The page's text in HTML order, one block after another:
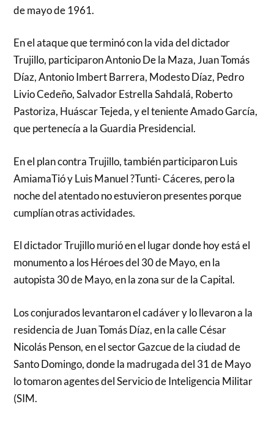
de mayo de 1961.
En el ataque que terminó con la vida del dictador
Trujillo, participaron Antonio De la Maza, Juan Tomás
Díaz, Antonio Imbert Barrera, Modesto Díaz, Pedro
Livio Cedeño, Salvador Estrella Sahdalá, Roberto
Pastoriza, Huáscar Tejeda, y el teniente Amado García,
que pertenecía a la Guardia Presidencial.
En el plan contra Trujillo, también participaron Luis
AmiamaTió y Luis Manuel ?Tunti- Cáceres, pero la
noche del atentado no estuvieron presentes porque
cumplían otras actividades.
El dictador Trujillo murió en el lugar donde hoy está el
monumento a los Héroes del 30 de Mayo, en la
autopista 30 de Mayo, en la zona sur de la Capital.
Los conjurados levantaron el cadáver y lo llevaron a la
residencia de Juan Tomás Díaz, en la calle César
Nicolás Penson, en el sector Gazcue de la ciudad de
Santo Domingo, donde la madrugada del 31 de Mayo
lo tomaron agentes del Servicio de Inteligencia Militar
(SIM.